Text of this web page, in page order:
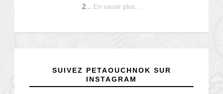
2... En savoir plus...
SUIVEZ PETAOUCHNOK SUR
INSTAGRAM